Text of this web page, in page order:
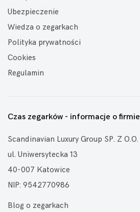
Ubezpieczenie
Wiedza o zegarkach
Polityka prywatności
Cookies
Regulamin
Czas zegarków - informacje o firmie
Scandinavian Luxury Group SP. Z O.O.
ul. Uniwersytecka 13
40-007 Katowice
NIP: 9542770986
Blog o zegarkach